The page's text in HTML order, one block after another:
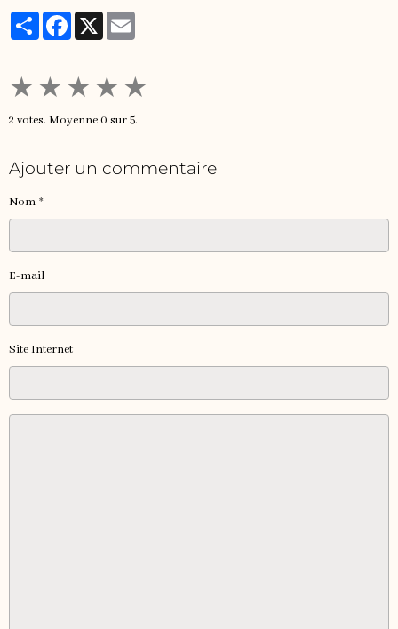
PartagerFacebook
X
★ ★ ★ ★ ★
2 votes. Moyenne0 sur 5.
Ajouter un commentaire
Nom
E-mail
Site Internet